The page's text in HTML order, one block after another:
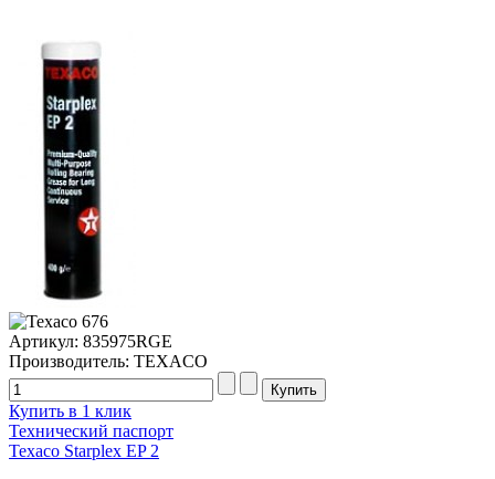
Артикул: 835975RGE
Производитель: TEXACO
Купить в 1 клик
Технический паспорт
Texaco Starplex EP 2